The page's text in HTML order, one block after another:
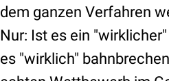
dem ganzen Verfahren
Nur: Ist es ein
es "wirklich"